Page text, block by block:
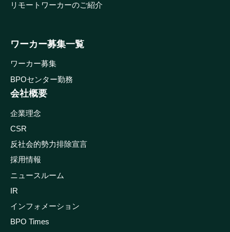
リモートワーカーのご紹介
ワーカー募集一覧
ワーカー募集
BPOセンター勤務
会社概要
企業理念
CSR
反社会的勢力排除宣言
採用情報
ニュースルーム
IR
インフォメーション
BPO Times